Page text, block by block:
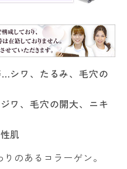
シワ、たるみ、毛穴の
ワ、毛穴の開大、ニキ
肌
のあるコラーゲン。